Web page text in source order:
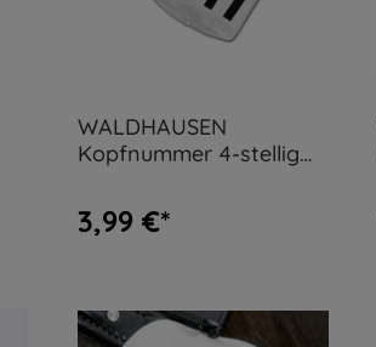
WALDHAUSEN
Kopfnummer 4-stellig
3,99 €*